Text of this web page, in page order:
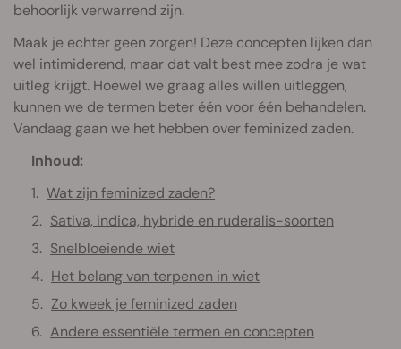
behoorlijk verwarrend zijn.
Maak je echter geen zorgen! Deze concepten lijken dan
wel intimiderend, maar dat valt best mee zodra je wat
uitleg krijgt. Hoewel we graag alles willen uitleggen,
kunnen we de termen beter één voor één behandelen.
Vandaag gaan we het hebben over feminized zaden.
Inhoud:
Wat zijn feminized zaden?
Sativa, indica, hybride en ruderalis-soorten
Snelbloeiende wiet
Het belang van terpenen in wiet
Zo kweek je feminized zaden
Andere essentiële termen en concepten